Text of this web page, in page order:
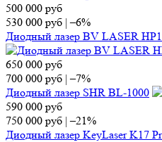
500 000 руб
530 000 руб |–6%
Диодный лазер BV LASER
650 000 руб
700 000 руб |–7%
Диодный лазер SHR BL-1000
590 000 руб
750 000 руб |–21%
Диодный лазер KeyLaser K17